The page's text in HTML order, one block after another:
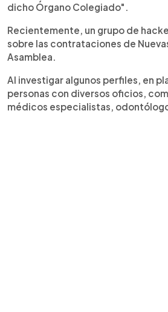
dicho Órgano Colegiado".
Recientemente, un grupo de
sobre las contrataciones de
Asamblea.
Al investigar algunos perfiles, en
personas con diversos oficios,
médicos especialistas,